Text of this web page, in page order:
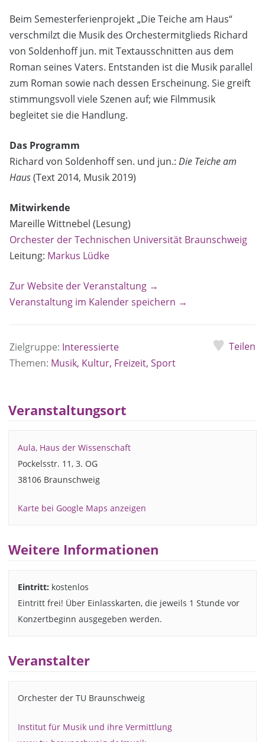
Beim Semesterferienprojekt „Die Teiche am Haus“
verschmilzt die Musik des Orchestermitglieds Richard
von Soldenhoff jun. mit Textausschnitten aus dem
Roman seines Vaters. Entstanden ist die Musik parallel
zum Roman sowie nach dessen Erscheinung. Sie greift
stimmungsvoll viele Szenen auf; wie Filmmusik
begleitet sie die Handlung.
Das Programm
Richard von Soldenhoff sen. und jun.: Die Teiche am
Haus(Text 2014, Musik 2019)
Mitwirkende
Mareille Wittnebel (Lesung)
Orchester der Technischen Universität Braunschweig
Leitung: Markus Lüdke
Zur Website der Veranstaltung →
Veranstaltung im Kalender speichern →
Zielgruppe: Interessierte
Themen: Musik, Kultur, Freizeit, Sport
Teilen
Veranstaltungsort
Aula, Haus der Wissenschaft
Pockelsstr. 11, 3. OG
38106 Braunschweig
Karte bei Google Maps anzeigen
Weitere Informationen
Eintritt: kostenlos
Eintritt frei! Über Einlasskarten, die jeweils 1 Stunde vor
Konzertbeginn ausgegeben werden.
Veranstalter
Orchester der TU Braunschweig
Institut für Musik und ihre Vermittlung